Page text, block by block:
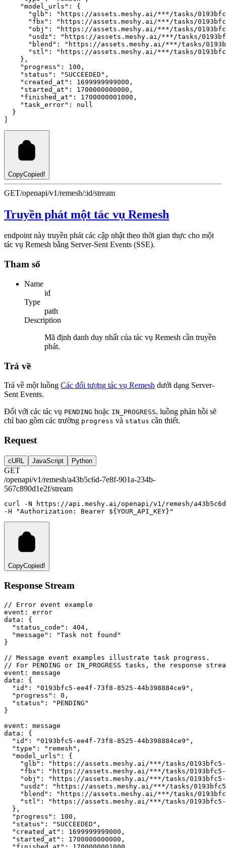
"model_urls" :
{
"glb" :
"https://assets.meshy.ai/***/tasks/
"fbx" :
"https://assets.meshy.ai/***/tasks/
"obj" :
"https://assets.meshy.ai/***/tasks/
"usdz" :
"https://assets.meshy.ai/***/tasks/
"blend" :
"https://assets.meshy.ai/***/tasks/
"stl" :
"https://assets.meshy.ai/***/tasks/
    }
,
"progress" : 100 ,
"status" : "SUCCEEDED" ,
"created_at" : 1699999999000 ,
"started_at" : 1700000000000 ,
"finished_at" : 1700000001000 ,
"task_error" :
null
  }
]
CopyCopied!
GET/openapi/v1/remesh/:id/stream
Truyền phát một tác vụ Remesh
endpoint này truyền phát các cập nhật theo thời gian thực cho một
tác vụ Remesh bằng Server-Sent Events (SSE).
Tham số
Name
id
Type
path
Description
Mã định danh duy nhất của tác vụ Remesh cần truyền
phát.
Trả về
Trả về một luồng Các đối tượng tác vụ Remesh dưới dạng Server-
Sent Events.
Đối với các tác vụ PENDING hoặc IN_PROGRESS, luồng phản hồi sẽ
chỉ bao gồm các trường progress và status cần thiết.
Request
cURL JavaScript Python
GET
/openapi/v1/remesh/a43b5c6d-7e8f-901a-234b-
567c890d1e2f/stream
curl -N
https://api.meshy.ai/openapi/v1/remesh/
-H
"Authorization: Bearer ${YOUR_API_KEY}"
CopyCopied!
Response Stream
// Error event example
event :
error
data :
{
"status_code" : 404 ,
"message" :
"Task not found"
}
// Message event examples illustrate task progress.
// For PENDING or IN_PROGRESS tasks, the response
event :
message
data :
{
"id" : "0193bfc5-ee4f-73f8-8525-44b398884ce9" ,
"progress" : 0 ,
"status" :
"PENDING"
}
event :
message
data :
{
"id" : "0193bfc5-ee4f-73f8-8525-44b398884ce9" ,
"type" : "remesh" ,
"model_urls" : {
"glb" :
"https://assets.meshy.ai/***/tasks/0193bfc5-
"fbx" :
"https://assets.meshy.ai/***/tasks/0193bfc5-
"obj" :
"https://assets.meshy.ai/***/tasks/0193bfc5-
"usdz" :
"https://assets.meshy.ai/***/tasks/0193bfc5-
"blend" :
"https://assets.meshy.ai/***/tasks/
"stl" :
"https://assets.meshy.ai/***/tasks/0193bfc5-
  }
,
"progress" : 100 ,
"status" : "SUCCEEDED" ,
"created_at" : 1699999999000 ,
"started_at" : 1700000000000 ,